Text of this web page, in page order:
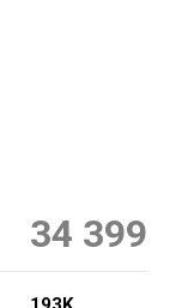
34 399